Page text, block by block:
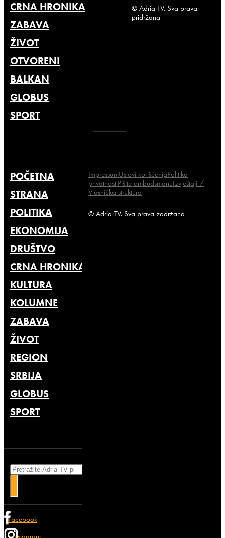
CRNA HRONIKA
ZABAVA
ŽIVOT
OTVORENI
BALKAN
GLOBUS
SPORT
© Adria TV. Sva prava
pridržana
POČETNA
STRANA
POLITIKA
EKONOMIJA
DRUŠTVO
CRNA HRONIKA
KULTURA
KOLUMNE
ZABAVA
ŽIVOT
REGION
SRBIJA
GLOBUS
SPORT
Facebook
ImpressumUslovi korišćenjaPolitika
privatnostiPišite ombudsmanuIzvještaji /
Vlasnička struktura
© Adria TV. Sva prava zadržana